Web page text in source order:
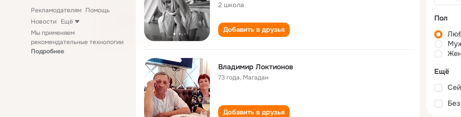
Рекламодателям Помощь
Новости Ещё
Мы применяем
рекомендательные технологии
Подробнее
2 школа
Добавить в друзья
Владимир Локтионов
73 года, Магадан
Добавить в друзья
Пол
Ещё